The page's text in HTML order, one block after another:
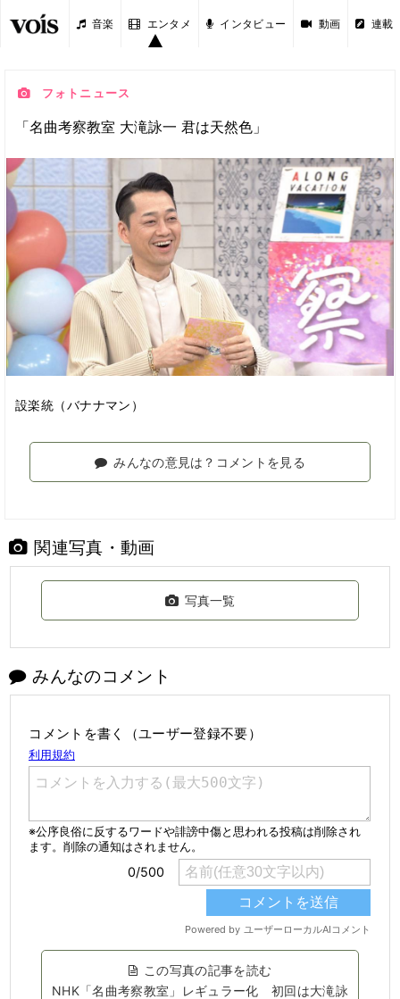
音楽 エンタメ インタビュー 動画 連載
フォトニュース
「名曲考察教室 大滝詠一 君は天然色」
設楽統（バナナマン）
みんなの意見は？コメントを見る
関連写真・動画
写真一覧
みんなのコメント
コメントを書く（ユーザー登録不要）
この写真の記事を読む
NHK「名曲考察教室」レギュラー化 初回は大滝詠